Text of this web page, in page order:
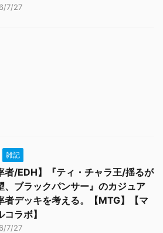
7/27
雑記
者/EDH】『ティ・チャラ王/揺るが
、ブラックパンサー』のカジュア
者デッキを考える。【MTG】【マ
コラボ】
7/27